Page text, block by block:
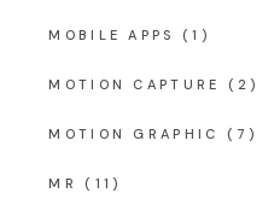
MOBILE APPS (1)
MOTION CAPTURE (2)
MOTION GRAPHIC (7)
MR (11)